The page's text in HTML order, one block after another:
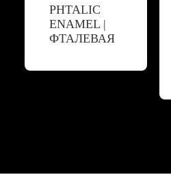
PHTALIC
ENAMEL |
ФТАЛЕВАЯ